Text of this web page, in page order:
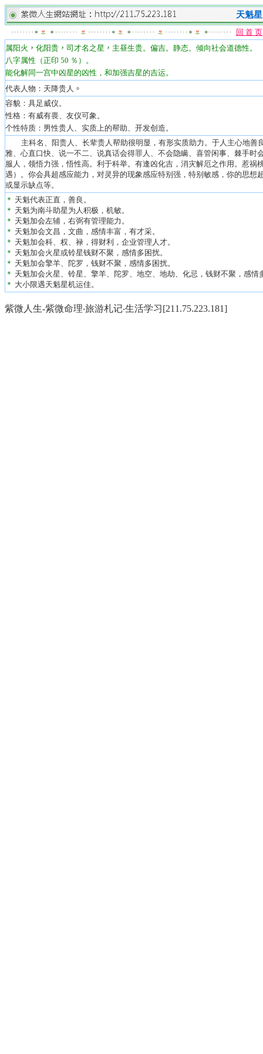
天魁星
回 首 页
属阳 火 ， 化阳贵 ， 司才名之星 ， 主昼生贵。 偏吉。静态。倾向社会道德性。
八字属性（正印 50 ％）。
能化解同一宫中凶星的凶性，和加强吉星的吉运。
代表人物：天降贵人 。
容貌：具足威仪。
性格：有威有畏、友仪可象。
个性特质：男性贵人、实质上的帮助、开发创造。
主科名、阳贵人、长辈贵人帮助很明显，有形实质助力。于人主心地善
雅、心直口快、说一不二、说真话会得罪人、不会隐瞒、喜管闲事、棘手
服人，领悟力强，悟性高。利于科举。有逢凶化吉，消灾解厄之作用。惹
遇）。 你会具超感应能力，对灵异的现象感应特别强，特别敏感，你的思
或显示缺点等。
＊ 天魁代表正直，善良。
＊ 天魁为南斗助星为人积极，机敏。
＊ 天魁加会左辅，右弼有管理能力。
＊ 天魁加会文昌，文曲，感情丰富，有才采。
＊ 天魁加会科、权、禄，得财利，企业管理人才。
＊ 天魁加会火星或铃星钱财不聚，感情多困扰。
＊ 天魁加会擎羊、陀罗，钱财不聚，感情多困扰。
＊ 天魁加会火星、铃星、擎羊、陀罗、地空、地劫、化忌，钱财不聚，感情
＊ 大小限遇天魁星机运佳。
紫微人生-紫微命理‧旅游札记‧生活学习[211.75.223.181]